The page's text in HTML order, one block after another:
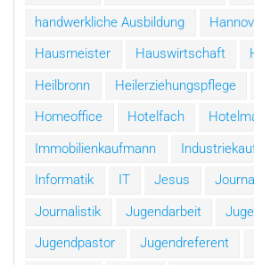
handwerkliche Ausbildung
Hausmeister
Hauswirtschaft
Heilbronn
Heilerziehungspflege
Homeoffice
Hotelfach
Immobilienkaufmann
Informatik
IT Jesus
Journalistik
Jugendarbeit
Jugendpastor
Jugendreferent